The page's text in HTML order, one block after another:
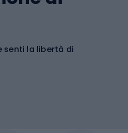
senti la libertà di